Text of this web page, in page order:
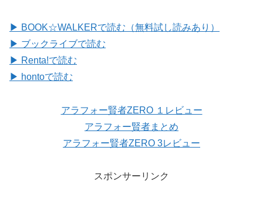
▶ BOOK☆WALKERで読む（無料試し読みあり）
▶ ブックライブで読む
▶ Renta!で読む
▶ hontoで読む
アラフォー賢者ZERO １レビュー
アラフォー賢者まとめ
アラフォー賢者ZERO 3レビュー
スポンサーリンク